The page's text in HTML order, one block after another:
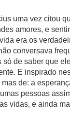
uma vez citou
amores, e
era os
conversava
só de saber que
E inspirado
de: a
pessoas
vidas, e ainda